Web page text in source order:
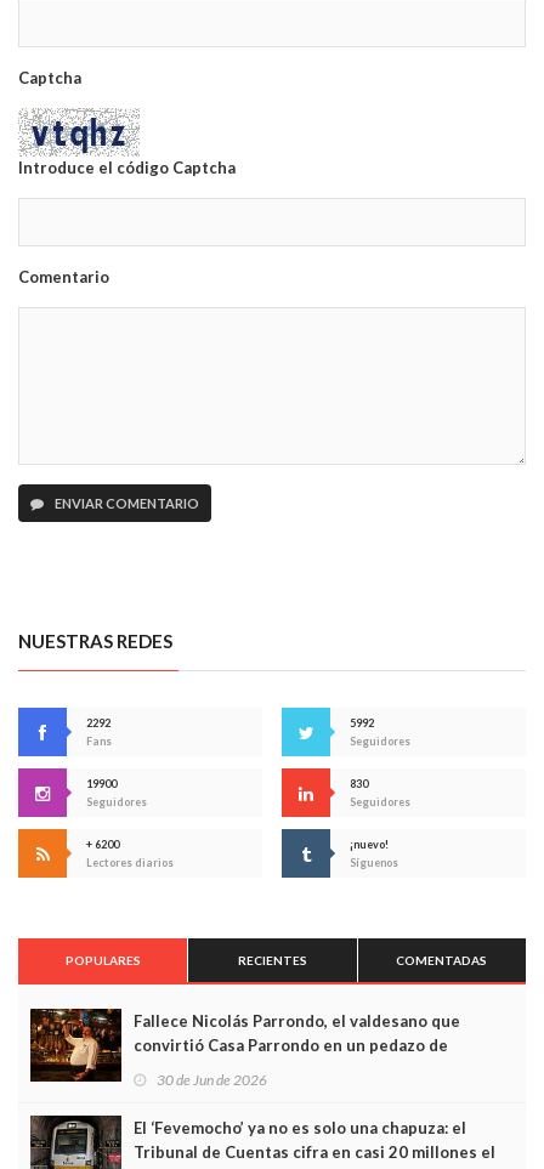
Captcha
Introduce el código Captcha
Comentario
ENVIAR COMENTARIO
NUESTRAS REDES
2292
Fans
5992
Seguidores
19900
Seguidores
830
Seguidores
+ 6200
Lectores diarios
¡nuevo!
Síguenos
POPULARES RECIENTES COMENTADAS
Fallece Nicolás Parrondo, el valdesano que
convirtió Casa Parrondo en un pedazo de
Asturias en Madrid
30 de Jun de 2026
El ‘Fevemocho’ ya no es solo una chapuza: el
Tribunal de Cuentas cifra en casi 20 millones el